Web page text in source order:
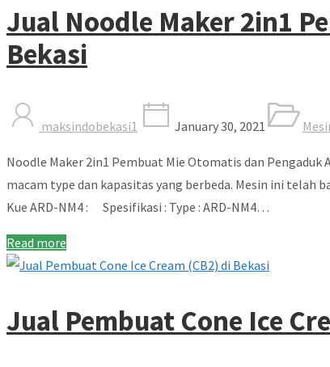
Jual Noodle Maker 2in1
Bekasi
maksindobekasi1 January 30, 2021
Noodle Maker 2in1 Pembuat Mie Otomatis dan Pengaduk
macam type dan kapasitas yang berbeda. Mesin ini telah
Kue ARD-NM4 : Spesifikasi : Type : ARD-NM4…
Read more
Jual Pembuat Cone Ice